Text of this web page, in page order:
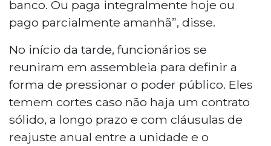
banco. Ou paga integralmente hoje ou
pago parcialmente amanhã”, disse.
No início da tarde, funcionários se
reuniram em assembleia para definir a
forma de pressionar o poder público. Eles
temem cortes caso não haja um contrato
sólido, a longo prazo e com cláusulas de
reajuste anual entre a unidade e o